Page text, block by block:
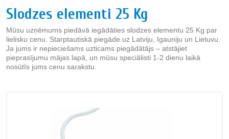
Slodzes elementi 25 Kg
Mūsu uzņēmums piedāvā iegādāties slodzes elementu 25 Kg par
lielisku cenu. Starptautiskā piegāde uz Latviju, Igauniju un Lietuvu.
Ja jums ir nepieciešams uzticams piegādātājs – atstājiet
pieprasījumu mājas lapā, un mūsu speciālisti 1-2 dienu laikā
nosūtīs jums cenu sarakstu.